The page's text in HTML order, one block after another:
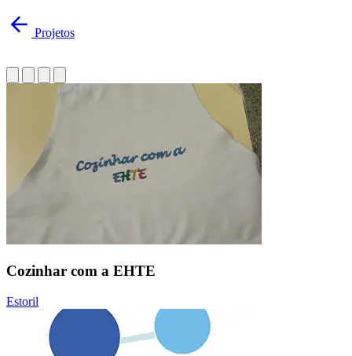
Projetos
Cozinhar com a EHTE
Estoril